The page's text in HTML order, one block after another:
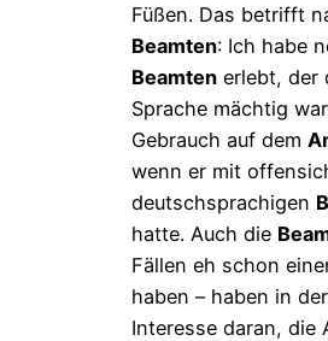
Füßen. Das betrifft
Beamten: Ich habe
Beamtenerlebt, der
Sprache mächtig
Gebrauch auf dem
wenn er mit
deutschsprachigen
hatte. Auch die
Fällen eh schon
haben – haben in
Interesse daran, die